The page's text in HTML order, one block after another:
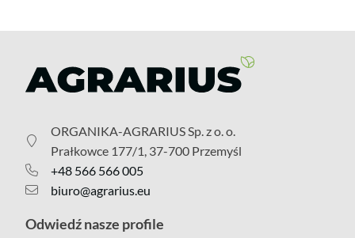
ORGANIKA-AGRARIUS Sp. z o. o.
Prałkowce 177/1, 37-700 Przemyśl
+48 566 566 005
biuro@agrarius.eu
Odwiedź nasze profile